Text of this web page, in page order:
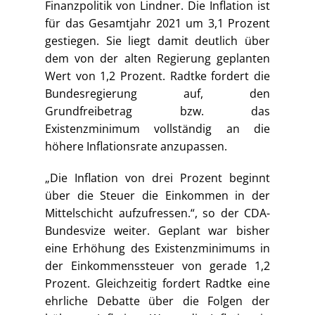
Finanzpolitik von Lindner. Die Inflation ist
für das Gesamtjahr 2021 um 3,1 Prozent
gestiegen. Sie liegt damit deutlich über
dem von der alten Regierung geplanten
Wert von 1,2 Prozent. Radtke fordert die
Bundesregierung auf, den
Grundfreibetrag bzw. das
Existenzminimum vollständig an die
höhere Inflationsrate anzupassen.
„Die Inflation von drei Prozent beginnt
über die Steuer die Einkommen in der
Mittelschicht aufzufressen.“, so der CDA-
Bundesvize weiter. Geplant war bisher
eine Erhöhung des Existenzminimums in
der Einkommenssteuer von gerade 1,2
Prozent. Gleichzeitig fordert Radtke eine
ehrliche Debatte über die Folgen der